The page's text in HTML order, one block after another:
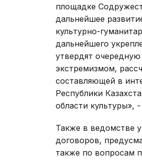
площадке
дальнейшее
культурно-
дальнейшего
утвердят
экстремизмом,
составляющей в
Республики
области культуры»,
Также в ведомстве
договоров,
также по вопросам